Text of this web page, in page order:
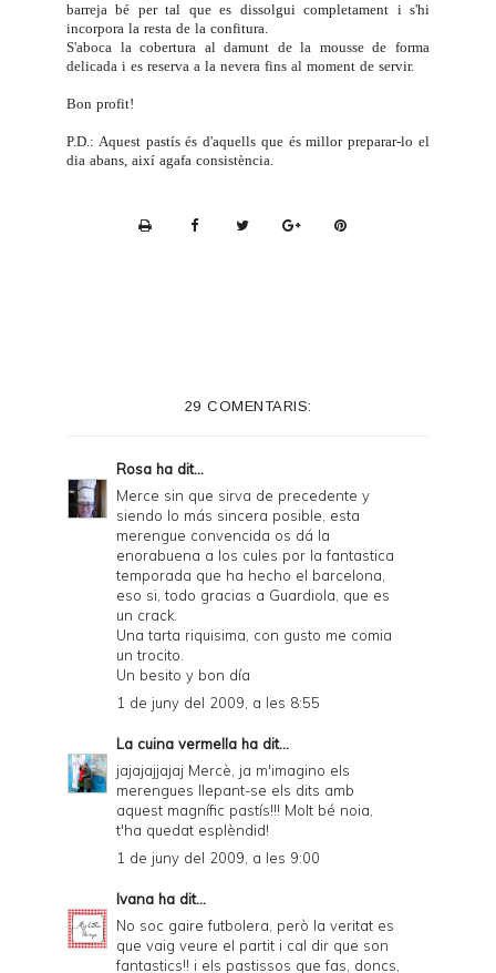
barreja bé per tal que es dissolgui completament i s'hi
incorpora la resta de la confitura.
S'aboca la cobertura al damunt de la mousse de forma
delicada i es reserva a la nevera fins al moment de servir.
Bon profit!
P.D.: Aquest pastís és d'aquells que és millor preparar-lo el
dia abans, així agafa consistència.
r
i
e
d
l
n
d
P
D
29 COMENTARIS:
Rosa ha dit...
Merce sin que sirva de precedente y
siendo lo más sincera posible, esta
merengue convencida os dá la
enorabuena a los cules por la fantastica
temporada que ha hecho el barcelona,
eso si, todo gracias a Guardiola, que es
un crack.
Una tarta riquisima, con gusto me comia
un trocito.
Un besito y bon día
1 de juny del 2009, a les 8:55
La cuina vermella ha dit...
jajajajjajaj Mercè, ja m'imagino els
merengues llepant-se els dits amb
aquest magnífic pastís!!! Molt bé noia,
t'ha quedat esplèndid!
1 de juny del 2009, a les 9:00
Ivana ha dit...
No soc gaire futbolera, però la veritat es
que vaig veure el partit i cal dir que son
fantastics!! i els pastissos que fas, doncs,